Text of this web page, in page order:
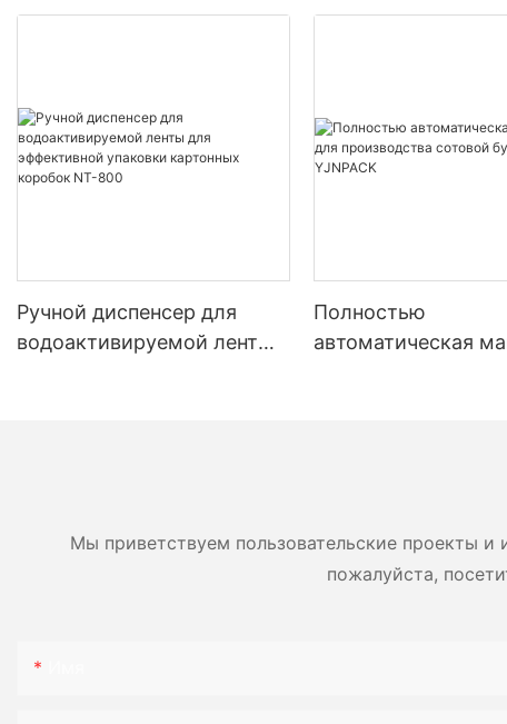
Ручной диспенсер для
водоактивируемой ленты
Полностью
автоматическая
Мы приветствуем пользовательские проекты
пожалуйста,